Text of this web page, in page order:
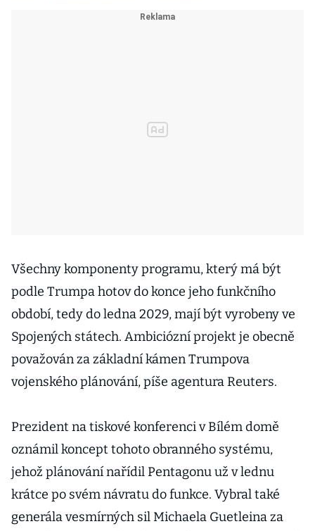
Všechny komponenty programu, který má být
podle Trumpa hotov do konce jeho funkčního
období, tedy do ledna 2029, mají být vyrobeny ve
Spojených státech. Ambiciózní projekt je obecně
považován za základní kámen Trumpova
vojenského plánování, píše agentura Reuters.
Prezident na tiskové konferenci v Bílém domě
oznámil koncept tohoto obranného systému,
jehož plánování nařídil Pentagonu už v lednu
krátce po svém návratu do funkce. Vybral také
generála vesmírných sil Michaela Guetleina za